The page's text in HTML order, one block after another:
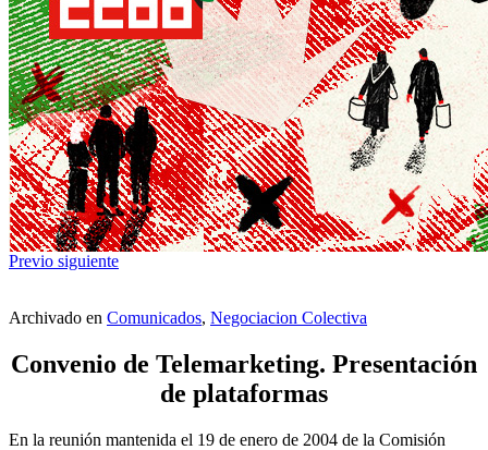
Previo siguiente
Archivado en Comunicados, Negociacion Colectiva
Convenio de Telemarketing. Presentación
de plataformas
En la reunión mantenida el 19 de enero de 2004 de la Comisión